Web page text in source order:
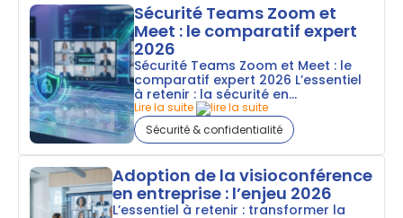
Sécurité Teams Zoom et
Meet : le comparatif expert
2026
Sécurité Teams Zoom et Meet : le
comparatif expert 2026 L’essentiel
à retenir : la sécurité en...
Lire la suite
Sécurité & confidentialité
Adoption de la visioconférence
en entreprise : l’enjeu 2026
L’essentiel à retenir : transformer la